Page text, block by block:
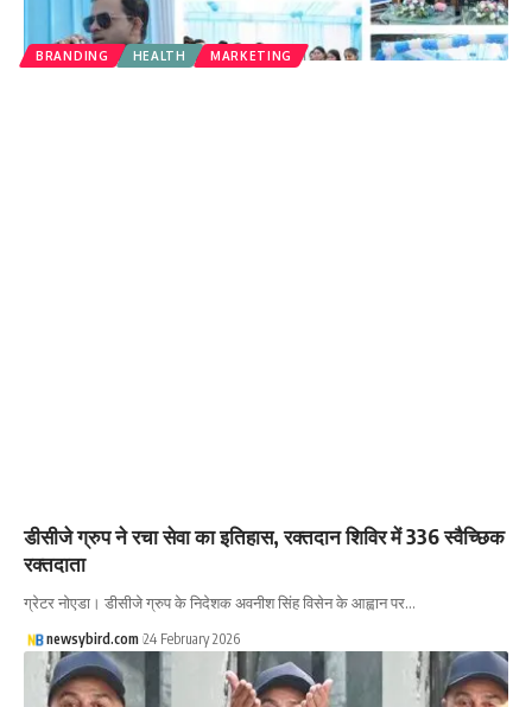
BRANDING HEALTH MARKETING
डीसीजे ग्रुप ने रचा सेवा का इतिहास, रक्तदान शिविर में 336 स्वैच्छिक
रक्तदाता
ग्रेटर नोएडा। डीसीजे ग्रुप के निदेशक अवनीश सिंह विसेन के आह्वान पर…
newsybird.com 24 February 2026